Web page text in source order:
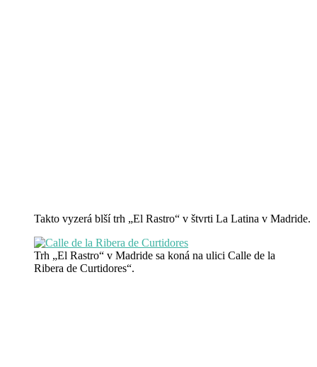
Takto vyzerá blší trh „El Rastro“ v štvrti La Latina v Madride.
Trh „El Rastro“ v Madride sa koná na ulici Calle de la
Ribera de Curtidores“.